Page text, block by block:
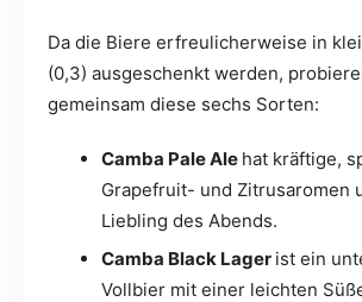
Da die Biere erfreulicherweise in
(0,3) ausgeschenkt werden,
gemeinsam diese sechs Sorten:
Camba Pale Ale hat kräftige,
Grapefruit- und Zitrusaromen
Liebling des Abends.
Camba Black Lager ist ein
Vollbier mit einer leichten